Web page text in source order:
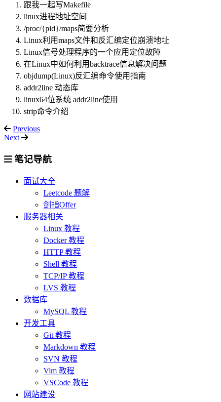
跟我一起写Makefile
linux进程地址空间
/proc/{pid}/maps简要分析
Linux利用maps文件和反汇编定位崩溃地址
Linux信号处理程序的一个应用定位故障
在Linux中如何利用backtrace信息解决问题
objdump(Linux)反汇编命令使用指南
addr2line 动态库
linux64位系统 addr2line使用
strip命令介绍
Previous
Next
笔记导航
面试大全
Leetcode 题解
剑指Offer
服务器相关
Linux 教程
Docker 教程
HTTP 教程
Shell 教程
TCP/IP 教程
LVS 教程
数据库
MySQL 教程
开发工具
Git 教程
Markdown 教程
SVN 教程
Vim 教程
VSCode 教程
网站建设